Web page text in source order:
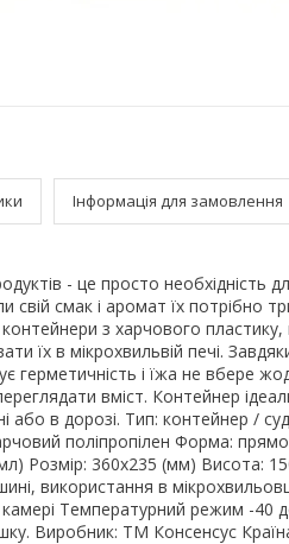
Інформація для замовлення
- це просто необхідність
свій смак і аромат їх потрібно
з харчового
їх в мікрохвильвій печі.
герметичність і їжа не вбере
вміст. Контейнер
або в дорозі. Тип: контейнер /
поліпропілен Форма:
Розмір: 360х235 (мм) Висота:
використання в
Температурний режим -40
Виробник: ТМ Консенсус